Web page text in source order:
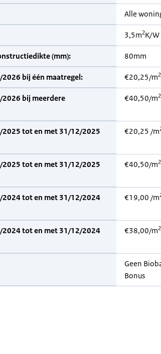
Alle
3,5m2K/W
(mm): 80mm
bij één maatregel: €20,25/m2
bij meerdere
€40,50/m2
2025 tot en met 31/12/2025
€20,25 /m
2025 tot en met 31/12/2025
€40,50/m2
2024 tot en met 31/12/2024
€19,00 /m
2024 tot en met 31/12/2024
€38,00/m2
Geen
Bonus